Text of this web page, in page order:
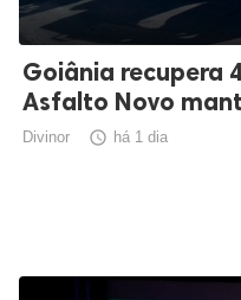
Goiânia recupera
Asfalto Novo
Divinor  há 1 dia